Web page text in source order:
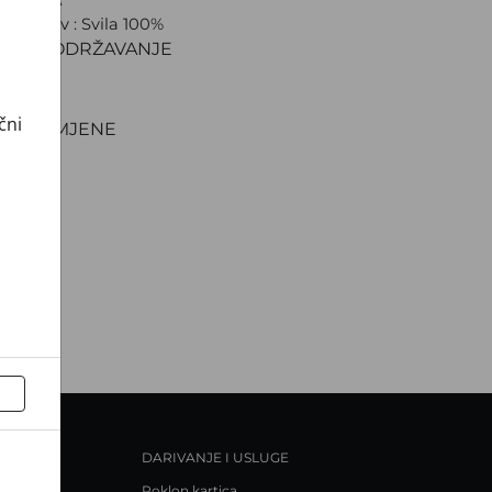
sastav : Svila 100%
I ODRŽAVANJE
I ZAMJENE
DARIVANJE I USLUGE